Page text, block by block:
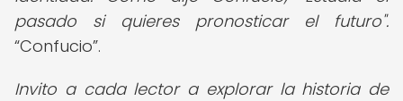
pasado si quieres pronosticar el futuro".
Confucio .
Invito a cada lector a explorar la historia de